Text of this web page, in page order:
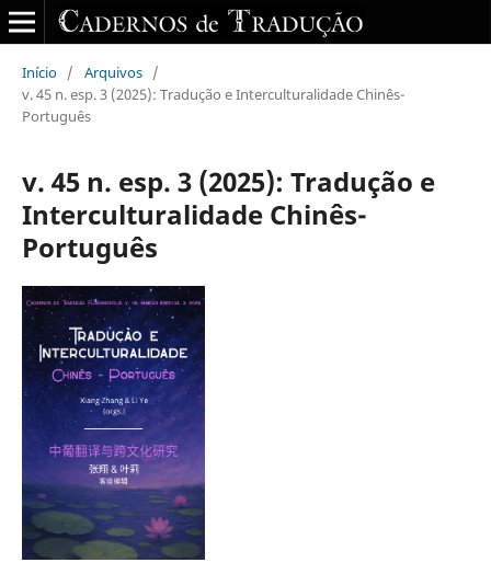
Início / Arquivos /
v. 45 n. esp. 3 (2025): Tradução e Interculturalidade Chinês-
Português
v. 45 n. esp. 3 (2025): Tradução e
Interculturalidade Chinês-
Português